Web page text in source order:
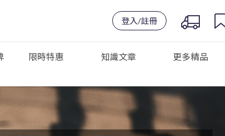
登入/註冊
限時特惠 知識文章 更多精品